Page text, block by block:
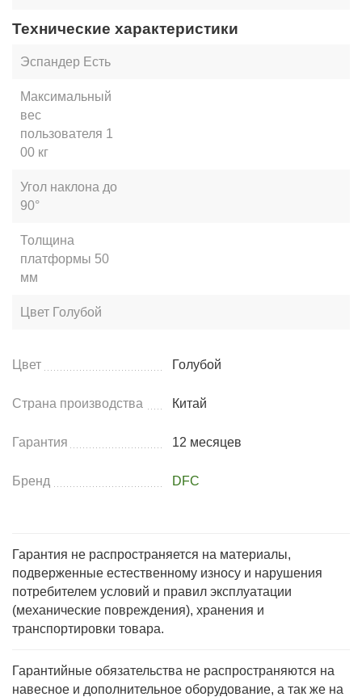
Технические характеристики
Эспандер Есть
Максимальный
вес
пользователя 1
00 кг
Угол наклона до
90°
Толщина
платформы 50
мм
Цвет Голубой
Цвет Голубой
Страна производства Китай
Гарантия 12 месяцев
Бренд DFC
Гарантия не распространяется на материалы,
подверженные естественному износу и нарушения
потребителем условий и правил эксплуатации
(механические повреждения), хранения и
транспортировки товара.
Гарантийные обязательства не распространяются на
навесное и дополнительное оборудование, а так же на